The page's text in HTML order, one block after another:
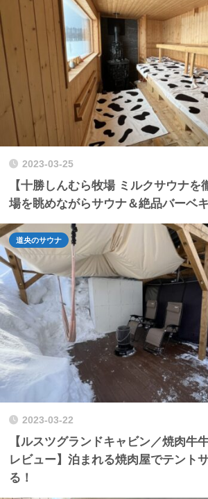
2023-03-25
【十勝しんむら牧場 ミルクサウナを
場を眺めながらサウナ＆絶品バーベ
2023-03-22
【ルスツグランドキャビン／焼肉牛
レビュー】泊まれる焼肉屋でテント
る！
道央のサウナ